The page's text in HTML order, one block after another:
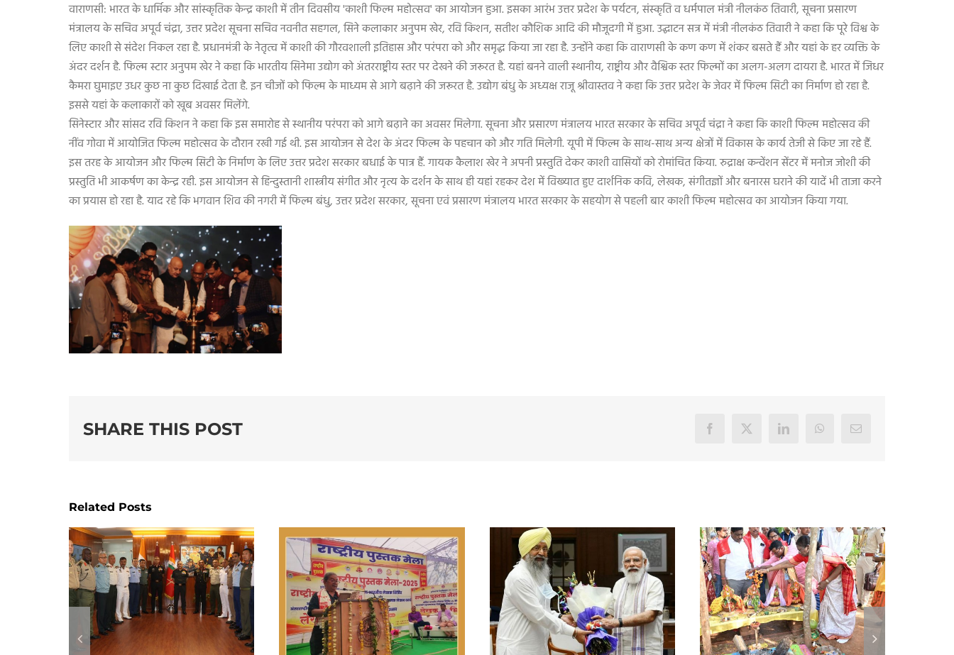
वाराणसी: भारत के धार्मिक और सांस्कृतिक केन्द्र काशी में तीन दिवसीय'काशी फिल्म महोत्सव'का आयोजन हुआ. इसका आरंभ उत्तर प्रदेश के पर्यटन,संस्कृति व धर्मपाल मंत्री नीलकंठ तिवारी,सूचना प्रसारण
मंत्रालय के सचिव अपूर्व चंद्रा,उत्तर प्रदेश सूचना सचिव नवनीत सहगल,सिने कलाकार अनुपम खेर,रवि किशन,सतीश कौशिक आदि की मौजूदगी में हुआ. उद्घाटन सत्र में मंत्री नीलकंठ तिवारी ने कहा कि पूरे विश्व के
लिए काशी से संदेश निकल रहा है. प्रधानमंत्री के नेतृत्व में काशी की गौरवशाली इतिहास और परंपरा को और समृद्ध किया जा रहा है. उन्होंने कहा कि वाराणसी के कण कण में शंकर बसते हैं और यहां के हर व्यक्ति के
अंदर दर्शन है. फिल्म स्टार अनुपम खेर ने कहा कि भारतीय सिनेमा उद्योग को अंतरराष्ट्रीय स्तर पर देखने की जरूरत है. यहां बनने वाली स्थानीय,राष्ट्रीय और वैश्विक स्तर फिल्मों का अलग-अलग दायरा है. भारत में जिधर
कैमरा घुमाइए उधर कुछ ना कुछ दिखाई देता है. इन चीजों को फिल्म के माध्यम से आगे बढ़ाने की जरूरत है. उद्योग बंधु के अध्यक्ष राजू श्रीवास्तव ने कहा कि उत्तर प्रदेश के जेवर में फिल्म सिटी का निर्माण हो रहा है.
इससे यहां के कलाकारों को खूब अवसर मिलेंगे.
सिनेस्टार और सांसद रवि किशन ने कहा कि इस समारोह से स्थानीय परंपरा को आगे बढ़ाने का अवसर मिलेगा. सूचना और प्रसारण मंत्रालय भारत सरकार के सचिव अपूर्व चंद्रा ने कहा कि काशी फिल्म महोत्सव की
नींव गोवा में आयोजित फिल्म महोत्सव के दौरान रखी गई थी. इस आयोजन से देश के अंदर फिल्म के पहचान को और गति मिलेगी. यूपी में फिल्म के साथ-साथ अन्य क्षेत्रों में विकास के कार्य तेजी से किए जा रहे हैं.
इस तरह के आयोजन और फिल्म सिटी के निर्माण के लिए उत्तर प्रदेश सरकार बधाई के पात्र हैं. गायक कैलाश खेर ने अपनी प्रस्तुति देकर काशी वासियों को रोमांचित किया. रुद्राक्ष कन्वेंशन सेंटर में मनोज जोशी की
प्रस्तुति भी आकर्षण का केन्द्र रही. इस आयोजन से हिन्दुस्तानी शास्त्रीय संगीत और नृत्य के दर्शन के साथ ही यहां रहकर देश में विख्यात हुए दार्शनिक कवि,लेखक,संगीतज्ञों और बनारस घराने की यादें भी ताजा करने
का प्रयास हो रहा है. याद रहे कि भगवान शिव की नगरी में फिल्म बंधु,उत्तर प्रदेश सरकार,सूचना एवं प्रसारण मंत्रालय भारत सरकार के सहयोग से पहली बार काशी फिल्म महोत्सव का आयोजन किया गया.
SHARE THIS POST Facebook
X LinkedInWhatsAppEmail
Related Posts